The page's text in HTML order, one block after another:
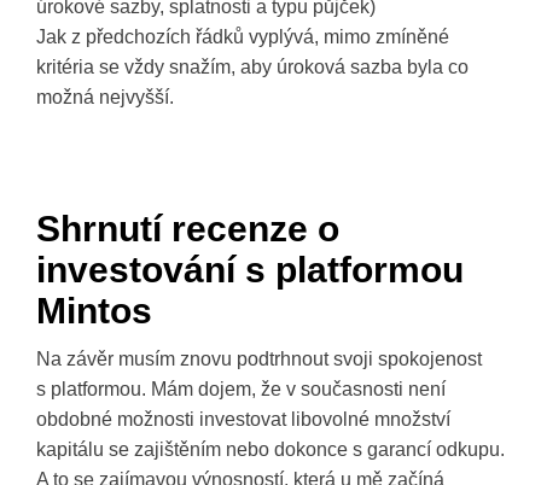
úrokové sazby, splatnosti a typu půjček)
Jak z předchozích řádků vyplývá, mimo zmíněné
kritéria se vždy snažím, aby úroková sazba byla co
možná nejvyšší.
Shrnutí recenze o
investování s platformou
Mintos
Na závěr musím znovu podtrhnout svoji spokojenost
s platformou. Mám dojem, že v současnosti není
obdobné možnosti investovat libovolné množství
kapitálu se zajištěním nebo dokonce s garancí odkupu.
A to se zajímavou výnosností, která u mě začíná